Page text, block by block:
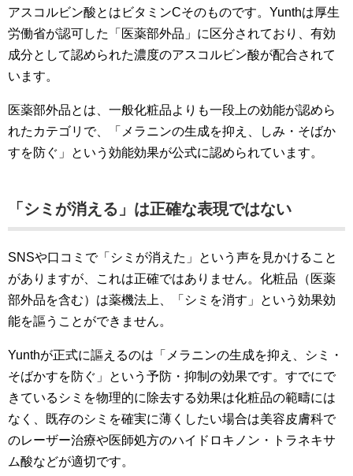
アスコルビン酸とはビタミンCそのものです。Yunthは厚生
労働省が認可した「医薬部外品」に区分されており、有効
成分として認められた濃度のアスコルビン酸が配合されて
います。
医薬部外品とは、一般化粧品よりも一段上の効能が認めら
れたカテゴリで、「メラニンの生成を抑え、しみ・そばか
すを防ぐ」という効能効果が公式に認められています。
「シミが消える」は正確な表現ではない
SNSや口コミで「シミが消えた」という声を見かけること
がありますが、これは正確ではありません。化粧品（医薬
部外品を含む）は薬機法上、「シミを消す」という効果効
能を謳うことができません。
Yunthが正式に謳えるのは「メラニンの生成を抑え、シミ・
そばかすを防ぐ」という予防・抑制の効果です。すでにで
きているシミを物理的に除去する効果は化粧品の範疇には
なく、既存のシミを確実に薄くしたい場合は美容皮膚科で
のレーザー治療や医師処方のハイドロキノン・トラネキサ
ム酸などが適切です。